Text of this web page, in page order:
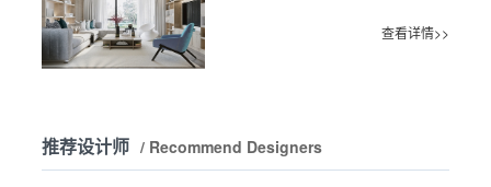
查看详情>>
推荐设计师 / Recommend Designers